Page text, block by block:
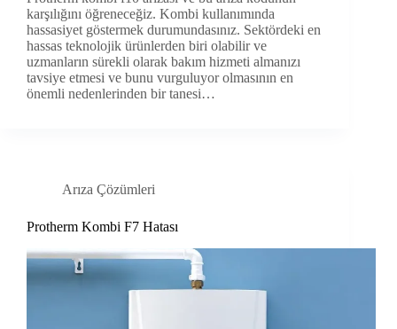
karşılığını öğreneceğiz. Kombi kullanımında
hassasiyet göstermek durumundasınız. Sektördeki en
hassas teknolojik ürünlerden biri olabilir ve
uzmanların sürekli olarak bakım hizmeti almanızı
tavsiye etmesi ve bunu vurguluyor olmasının en
önemli nedenlerinden bir tanesi…
Arıza Çözümleri
Protherm Kombi F7 Hatası